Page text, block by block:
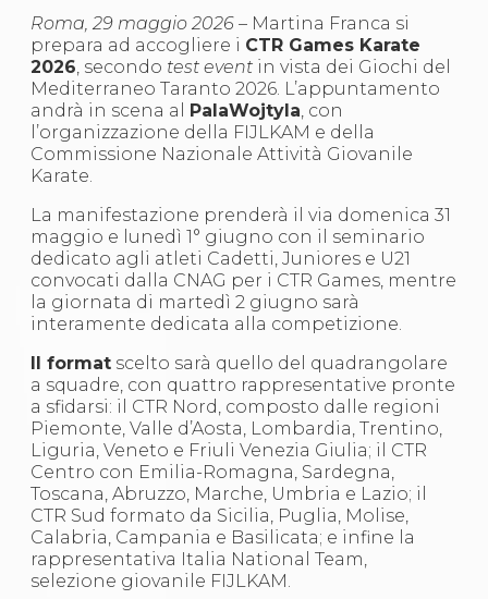
Grappling
BJJ
Pancrazio/Pankration
S'istrumpa
News
Calendario Attività
Difesa Personale MGA
News
Merchandising
Mappa del sito
Cerca
Contatti
News
Cookies Accept
Newsletter
Catalogo formativo
Webinar
Corsi Monotematici
Corsi di Specializzazione
Corsi FIJLKAM-FISDIR
Corsi Preparatore Fisico
Edutraining class - Didattica infantile
Corso dirigenti sportivi
Corso Direttore di Gara
Abilitazioni
Roma, 29 maggio 2026 – Martina Franca si
prepara ad accogliere i CTR Games Karate
2026, secondo test event in vista dei Giochi del
Mediterraneo Taranto 2026. L’appuntamento
andrà in scena al
PalaWojtyla, con
l’organizzazione della FIJLKAM e della
Commissione Nazionale Attività Giovanile
Karate.
La manifestazione prenderà il via domenica 31
maggio e lunedì 1° giugno con il seminario
dedicato agli atleti Cadetti, Juniores e U21
convocati dalla CNAG per i CTR Games, mentre
la giornata di martedì 2 giugno sarà
interamente dedicata alla competizione.
Il format scelto sarà quello del quadrangolare
a squadre, con quattro rappresentative pronte
a sfidarsi: il CTR Nord, composto dalle regioni
Piemonte, Valle d’Aosta, Lombardia, Trentino,
Liguria, Veneto e Friuli Venezia Giulia; il CTR
Centro con Emilia-Romagna, Sardegna,
Toscana, Abruzzo, Marche, Umbria e Lazio; il
CTR Sud formato da Sicilia, Puglia, Molise,
Calabria, Campania e Basilicata; e infine la
rappresentativa Italia National Team,
selezione giovanile FIJLKAM.